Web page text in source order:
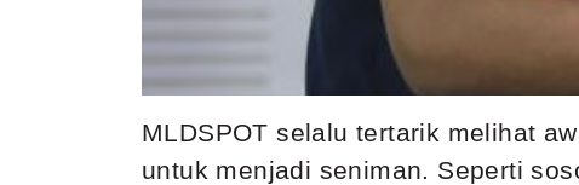
MLDSPOT selalu tertarik melihat
untuk menjadi seniman. Seperti